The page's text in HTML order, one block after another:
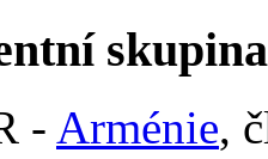
- Arménie,